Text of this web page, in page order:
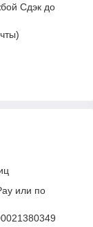
Сдэк до
или по